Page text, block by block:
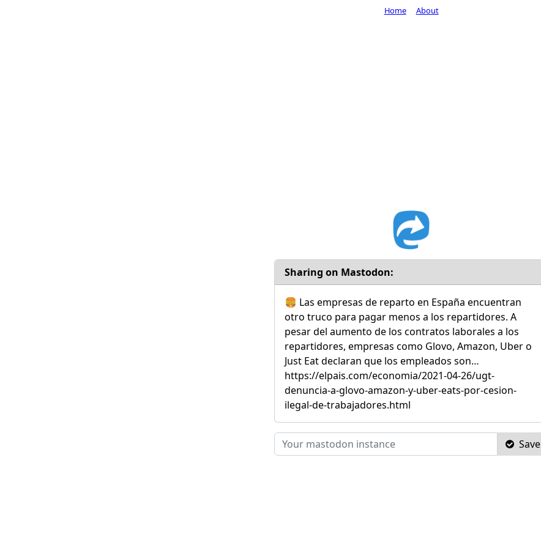
Sharing on Mastodon:
🍔 Las empresas de reparto en España encuentran
otro truco para pagar menos a los repartidores. A
pesar del aumento de los contratos laborales a los
repartidores, empresas como Glovo, Amazon, Uber o
Just Eat declaran que los empleados son…
https://elpais.com/economia/2021-04-26/ugt-
denuncia-a-glovo-amazon-y-uber-eats-por-cesion-
ilegal-de-trabajadores.html
Save
Home About